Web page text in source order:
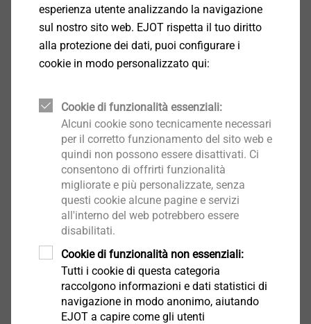
Facciate ventilate
Impianti fotovoltaici e solare
termico
Seleziona
Profili ETICS
Seleziona
esperienza utente analizzando la navigazione
sul nostro sito web. EJOT rispetta il tuo diritto
alla protezione dei dati, puoi configurare i
cookie in modo personalizzato qui:
Cookie di funzionalità essenziali:
Alcuni cookie sono tecnicamente necessari
per il corretto funzionamento del sito web e
quindi non possono essere disattivati. Ci
consentono di offrirti funzionalità
migliorate e più personalizzate, senza
questi cookie alcune pagine e servizi
all'interno del web potrebbero essere
disabilitati.
Cookie di funzionalità non essenziali:
Tutti i cookie di questa categoria
raccolgono informazioni e dati statistici di
navigazione in modo anonimo, aiutando
EJOT a capire come gli utenti